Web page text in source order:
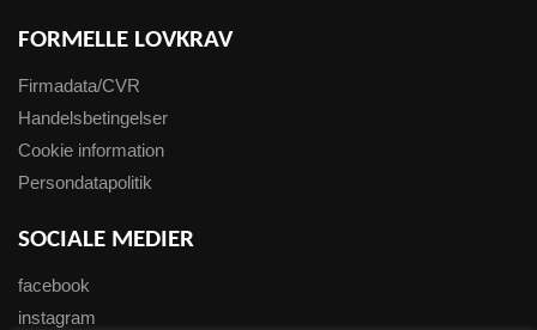
FORMELLE LOVKRAV
Firmadata/CVR
Handelsbetingelser
Cookie information
Persondatapolitik
SOCIALE MEDIER
facebook
instagram